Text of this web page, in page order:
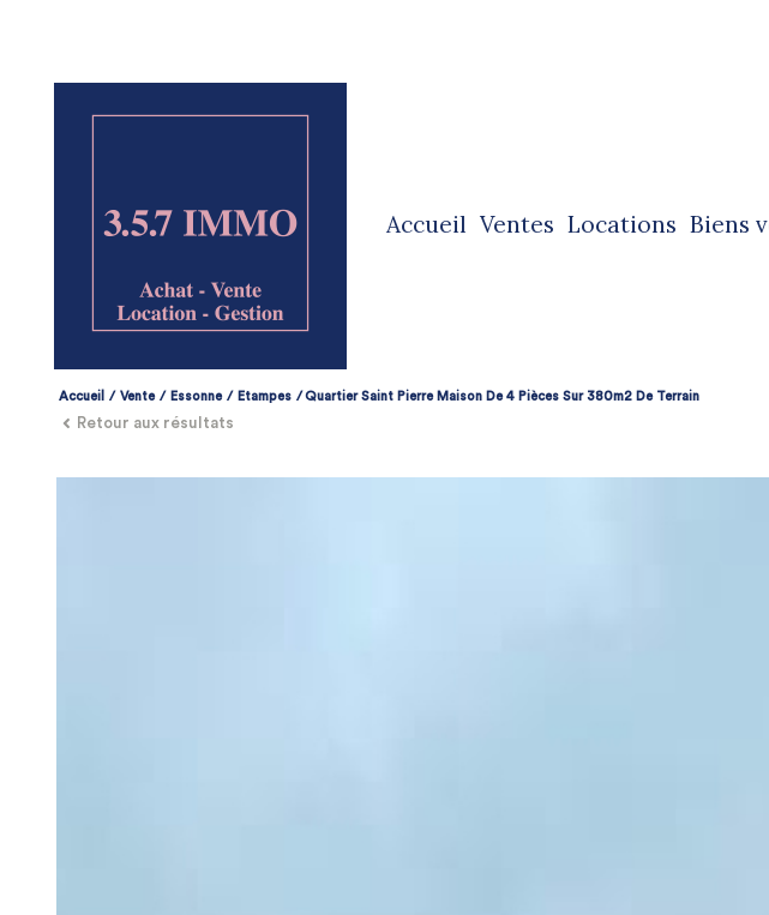
accueil ventes locations biens
Accueil Vente Essonne Etampes Quartier Saint Pierre Maison De 4 Pièces Sur 380m2 De Terrain
Retour aux résultats